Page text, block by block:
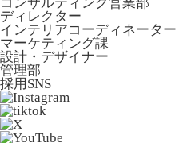
ディレクター
インテリアコーディネーター
マーケティング課
設計・デザイナー
管理部
採用SNS